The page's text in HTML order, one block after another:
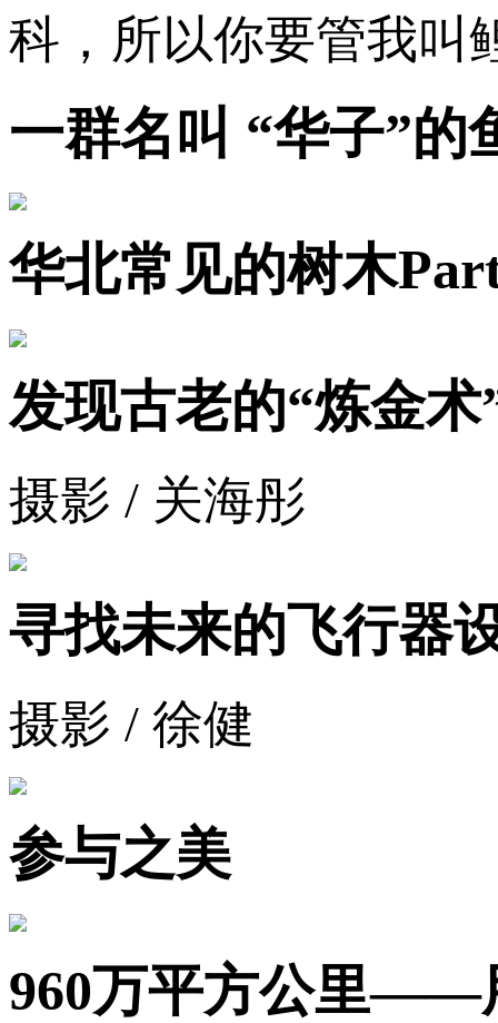
科，所以你要管我叫
一群名叫 “华子”的
华北常见的树木
发现古老的“炼金术
摄影 / 关海彤
寻找未来的飞行器
摄影 / 徐健
参与之美
960万平方公里——